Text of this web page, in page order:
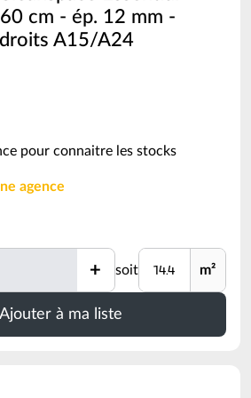
cm - ép. 12 mm -
A15/A24
pour connaitre les stocks
agence
+ soit Unité m²
Ajouter à ma liste